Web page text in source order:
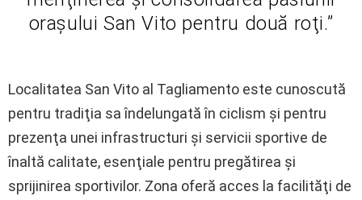
oraşului San Vito pentru două roţi.”
Localitatea San Vito al Tagliamento este cunoscută
pentru tradiţia sa îndelungată în ciclism şi pentru
prezenţa unei infrastructuri şi servicii sportive de
înaltă calitate, esenţiale pentru pregătirea şi
sprijinirea sportivilor. Zona oferă acces la facilităţi de